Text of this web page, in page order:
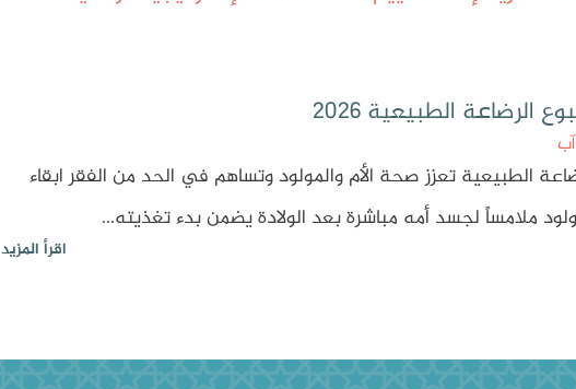
الرضاعة الطبيعية 2026
الطبيعية تعزز صحة الأم والمولود وتساهم في الحد من الفقر ابقاء
ملامساً لجسد أمه مباشرة بعد الولادة يضمن بدء تغذيته...
اقرأ المزيد